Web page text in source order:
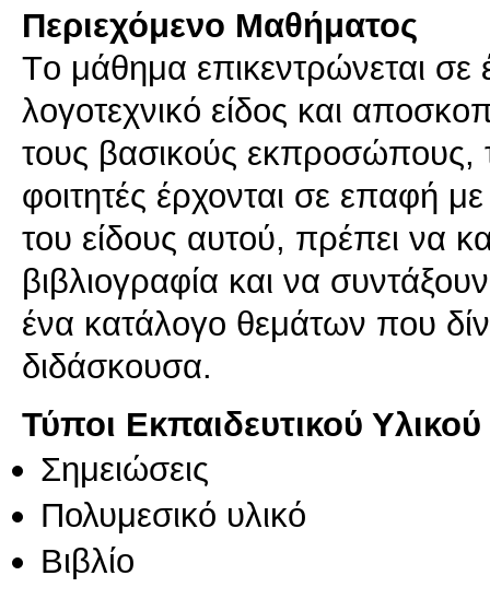
Περιεχόμενο Μαθήματος
Tο μάθημα επικεντρώνεται σε
λογοτεχνικό είδος και
τους βασικούς εκπροσώπους,
φοιτητές έρχονται σε επαφή
του είδους αυτού, πρέπει να
βιβλιογραφία και να
ένα κατάλογο θεμάτων που
διδάσκουσα.
Τύποι Εκπαιδευτικού Υλικού
Σημειώσεις
Πολυμεσικό υλικό
Βιβλίο